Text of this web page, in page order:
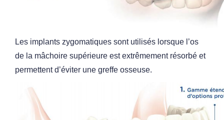
Les implants zygomatiques sont utilisés lorsque l’os
de la mâchoire supérieure est extrêmement résorbé et
permettent d’éviter une greffe osseuse.